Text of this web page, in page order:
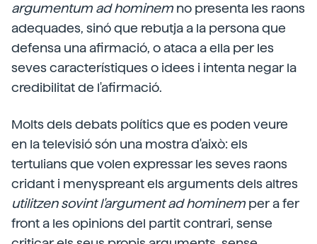
argumentum ad hominemno presenta les raons
adequades, sinó que rebutja a la persona que
defensa una afirmació, o ataca a ella per les
seves característiques o idees i intenta negar la
credibilitat de l'afirmació.
Molts dels debats polítics que es poden veure
en la televisió són una mostra d'això: els
tertulians que volen expressar les seves raons
cridant i menyspreant els arguments dels altres
utilitzen sovint l'argument ad hominemper a fer
front a les opinions del partit contrari, sense